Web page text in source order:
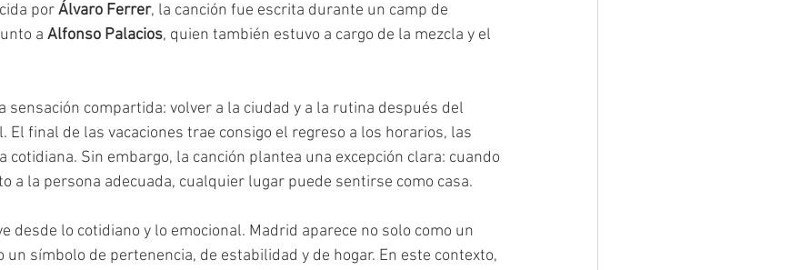
por Álvaro Ferrer, la canción fue escrita durante un camp de
a Alfonso Palacios, quien también estuvo a cargo de la mezcla y el
sensación compartida: volver a la ciudad y a la rutina después del
El final de las vacaciones trae consigo el regreso a los horarios, las
cotidiana. Sin embargo, la canción plantea una excepción clara: cuando
a la persona adecuada, cualquier lugar puede sentirse como casa.
desde lo cotidiano y lo emocional. Madrid aparece no solo como un
un símbolo de pertenencia, de estabilidad y de hogar. En este contexto,